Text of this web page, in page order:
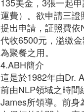
運費）。欲申請三
提出申請，証照費
代收6500元，溢繳
為聚餐之用。
4.ABH簡介
這是於1982年由Dr.
前由NLP領域之時間
James所領導。前身